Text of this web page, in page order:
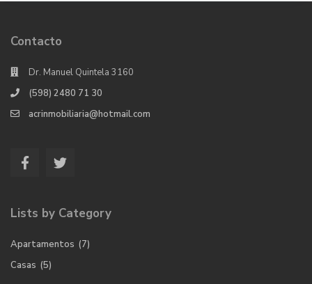
Contacto
Dr. Manuel Quintela 3160
(598) 2480 71 30
acrinmobiliaria@hotmail.com
Lists by Category
Apartamentos (7)
Casas (5)